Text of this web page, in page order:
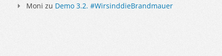
Moni zu Demo 3.2. #WirsinddieBrandmauer